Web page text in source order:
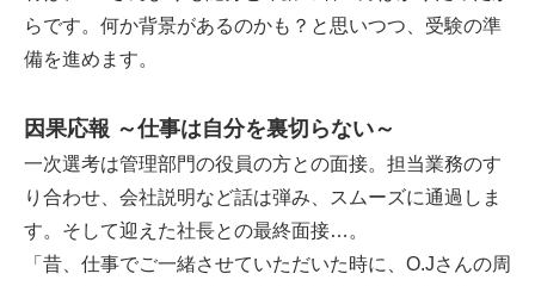
らです。何か背景があるのかも？と思いつつ、受験の準
備を進めます。
因果応報 ～仕事は自分を裏切らない～
一次選考は管理部門の役員の方との面接。担当業務のす
り合わせ、会社説明など話は弾み、スムーズに通過しま
す。そして迎えた社長との最終面接…。
「昔、仕事でご一緒させていただいた時に、O.Jさんの周